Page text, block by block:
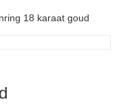
18 karaat goud